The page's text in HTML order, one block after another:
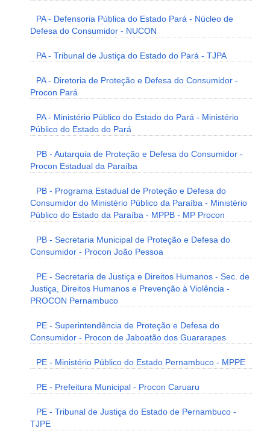
PA - Defensoria Pública do Estado Pará - Núcleo de
Defesa do Consumidor - NUCON
PA - Tribunal de Justiça do Estado do Pará - TJPA
PA - Diretoria de Proteção e Defesa do Consumidor -
Procon Pará
PA - Ministério Público do Estado do Pará - Ministério
Público do Estado do Pará
PB - Autarquia de Proteção e Defesa do Consumidor -
Procon Estadual da Paraíba
PB - Programa Estadual de Proteção e Defesa do
Consumidor do Ministério Público da Paraíba - Ministério
Público do Estado da Paraíba - MPPB - MP Procon
PB - Secretaria Municipal de Proteção e Defesa do
Consumidor - Procon João Pessoa
PE - Secretaria de Justiça e Direitos Humanos - Sec. de
Justiça, Direitos Humanos e Prevenção à Violência -
PROCON Pernambuco
PE - Superintendência de Proteção e Defesa do
Consumidor - Procon de Jaboatão dos Guararapes
PE - Ministério Público do Estado Pernambuco - MPPE
PE - Prefeitura Municipal - Procon Caruaru
PE - Tribunal de Justiça do Estado de Pernambuco -
TJPE